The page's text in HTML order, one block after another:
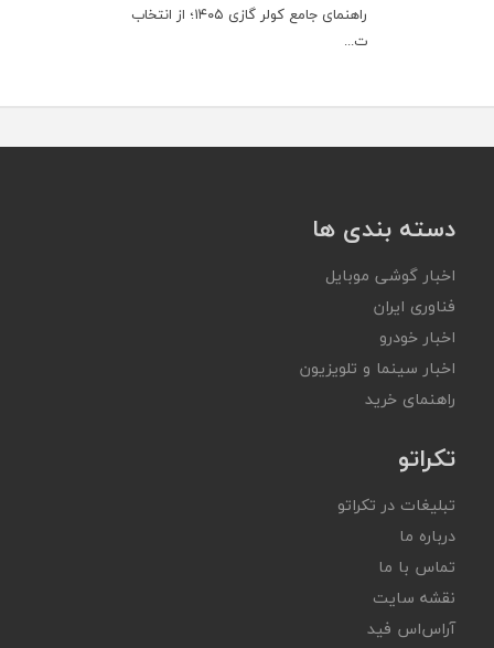
راهنمای جامع کولر گازی ۱۴۰۵؛ از انتخاب
ت...
دسته بندی ها
اخبار گوشی موبایل
فناوری ایران
اخبار خودرو
اخبار سینما و تلویزیون
راهنمای خرید
تکراتو
تبلیغات در تکراتو
درباره ما
تماس با ما
نقشه سایت
آر‌اس‌اس فید